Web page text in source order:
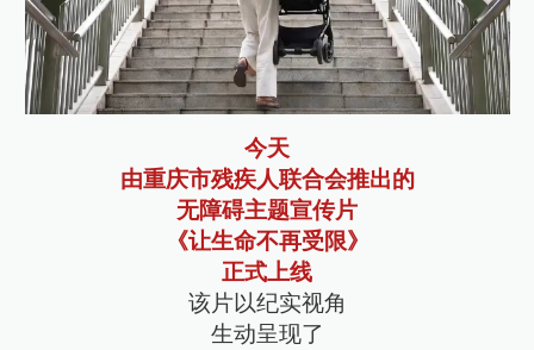
今天
由重庆市残疾人联合会推出的
无障碍主题宣传片
《让生命不再受限》
正式上线
该片以纪实视角
生动呈现了